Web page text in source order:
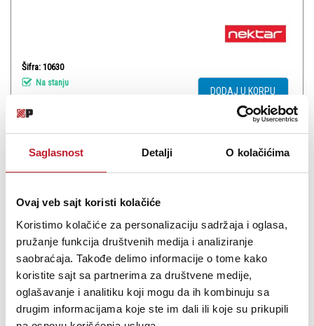
Saglasnost Detalji O kolačićima
Ovaj veb sajt koristi kolačiće
Koristimo kolačiće za personalizaciju sadržaja i oglasa,
pružanje funkcija društvenih medija i analiziranje
saobraćaja. Takođe delimo informacije o tome kako
koristite sajt sa partnerima za društvene medije,
oglašavanje i analitiku koji mogu da ih kombinuju sa
drugim informacijama koje ste im dali ili koje su prikupili
Šifra: 10630
Na stanju
DODAJ U KORPU
NEKTAR NP-2 - Pedala za klavijaturu
- Pedale za Klavijature